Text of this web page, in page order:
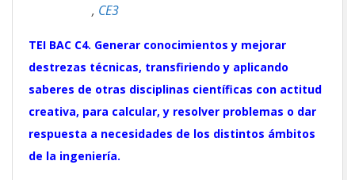
, CE3
TEI BAC C4. Generar conocimientos y mejorar
destrezas técnicas, transfiriendo y aplicando
saberes de otras disciplinas científicas con actitud
creativa, para calcular, y resolver problemas o dar
respuesta a necesidades de los distintos ámbitos
de la ingeniería.